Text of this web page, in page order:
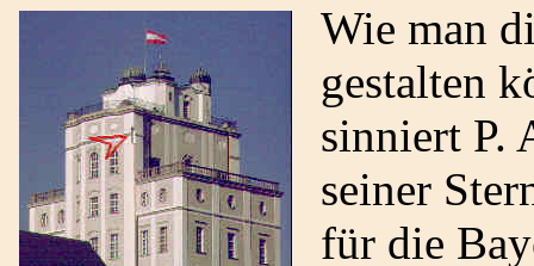
Wie man
gestalten
sinniert P.
seiner
für die